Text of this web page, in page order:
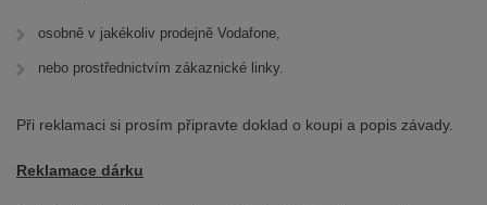
osobně v jakékoliv prodejně Vodafone,
nebo prostřednictvím zákaznické linky.
Při reklamaci si prosím připravte doklad o koupi a popis závady.
Reklamace dárku